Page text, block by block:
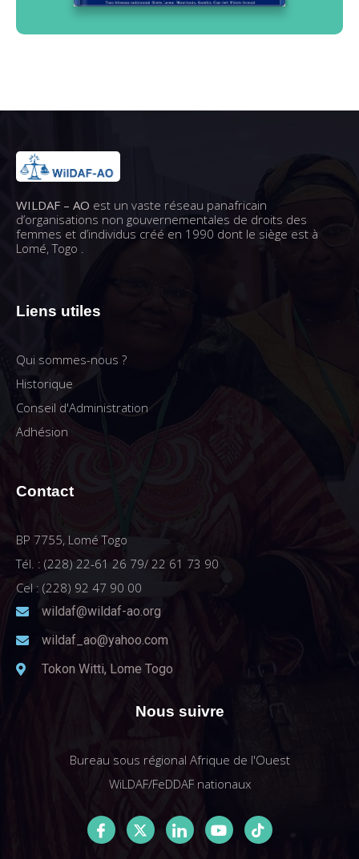
WILDAF – AO est un vaste réseau panafricain
d’organisations non gouvernementales de droits des
femmes et d’individus créé en 1990 dont le siège est à
Lomé, Togo .
Liens utiles
Qui sommes-nous ?
Historique
Conseil d'Administration
Adhésion
Contact
BP 7755, Lomé Togo
Tél. : (228) 22-61 26 79/ 22 61 73 90
Cel : (228) 92 47 90 00
wildaf@wildaf-ao.org
wildaf_ao@yahoo.com
Tokon Witti, Lome Togo
Nous suivre
Bureau sous régional Afrique de l'Ouest
WiLDAF/FeDDAF nationaux